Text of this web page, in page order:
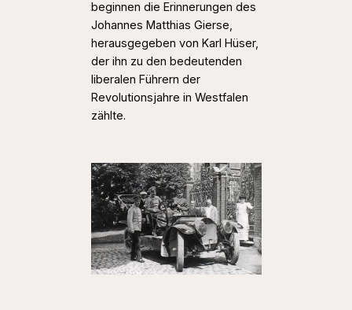
beginnen die Erinnerungen des
Johannes Matthias Gierse,
herausgegeben von Karl Hüser,
der ihn zu den bedeutenden
liberalen Führern der
Revolutionsjahre in Westfalen
zählte.